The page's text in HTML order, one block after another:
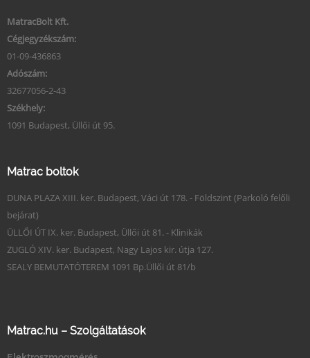
MatracBolt Kft.
Cégjegyzékszám:
01-09-436863
Adószám:
32677056-2-43
Székhely:
1091 Budapest, Üllői út 95.
Matrac boltok
DUNA PLAZA XIII. ker. Budapest, Váci út 178. - Földszint (Parkoló felőli
bejárat)
ÜLLŐI ÚT IX. ker. Budapest, Üllői út 81. - Klinikák
ZUGLÓ XIV. ker. Budapest, Nagy Lajos kir. útja 127.
SEALY BEMUTATÓTEREM 1091 Bp.Üllői út 81/b
Matrac.hu – Szolgáltatások